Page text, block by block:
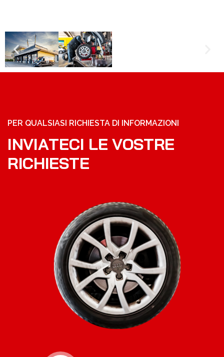
PER QUALSIASI RICHIESTA DI INFORMAZIONI
INVIATECI LE VOSTRE
RICHIESTE